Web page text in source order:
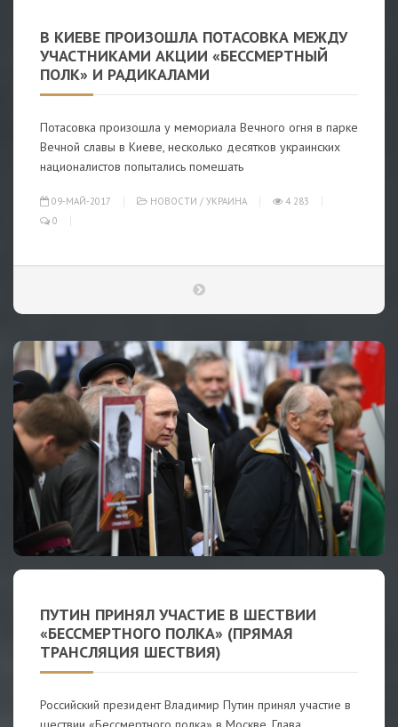
В КИЕВЕ ПРОИЗОШЛА ПОТАСОВКА МЕЖДУ
УЧАСТНИКАМИ АКЦИИ «БЕССМЕРТНЫЙ
ПОЛК» И РАДИКАЛАМИ
Потасовка произошла у мемориала Вечного огня в парке
Вечной славы в Киеве, несколько десятков украинских
националистов попытались помешать
09-МАЙ-2017 НОВОСТИ / УКРАИНА
4 283
0
ПУТИН ПРИНЯЛ УЧАСТИЕ В ШЕСТВИИ
«БЕССМЕРТНОГО ПОЛКА» (ПРЯМАЯ
ТРАНСЛЯЦИЯ ШЕСТВИЯ)
Российский президент Владимир Путин принял участие в